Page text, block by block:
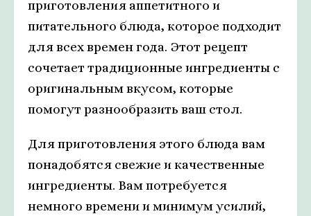
приготовления аппетитного и
питательного блюда, которое подходит
для всех времен года. Этот рецепт
сочетает традиционные ингредиенты с
оригинальным вкусом, которые
помогут разнообразить ваш стол.
Для приготовления этого блюда вам
понадобятся свежие и качественные
ингредиенты. Вам потребуется
немного времени и минимум усилий,